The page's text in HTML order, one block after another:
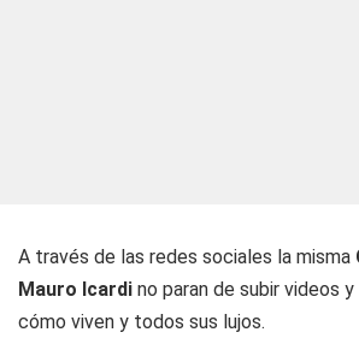
A través de las redes sociales la misma
Mauro Icardi no paran de subir videos
cómo viven y todos sus lujos.